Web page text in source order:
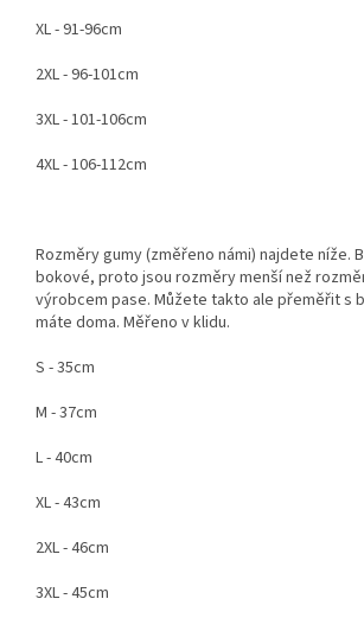
XL - 91-96cm
2XL - 96-101cm
3XL - 101-106cm
4XL - 106-112cm
Rozměry gumy (změřeno námi) najdete níže.
bokové, proto jsou rozměry menší než
výrobcem pase. Můžete takto ale přeměřit s
máte doma. Měřeno v klidu.
S - 35cm
M - 37cm
L - 40cm
XL - 43cm
2XL - 46cm
3XL - 45cm